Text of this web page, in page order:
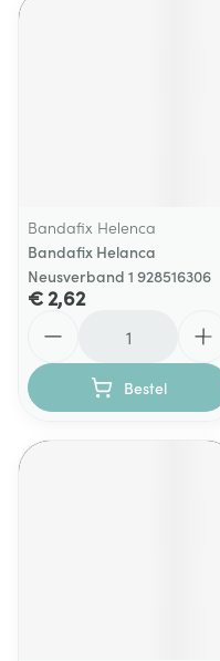
Bandafix Helenca
Bandafix Helanca
Neusverband 1 928516306
€ 2,62
Bestel